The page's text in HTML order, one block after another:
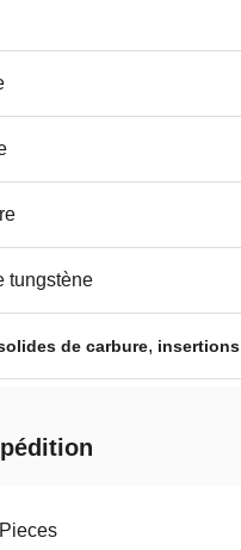
tungstène
de carbure,